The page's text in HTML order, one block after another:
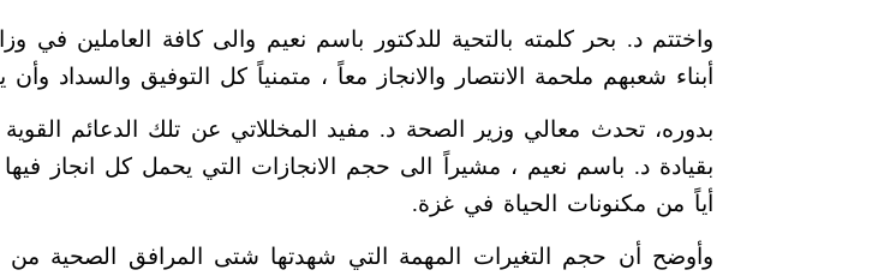
واختتم د. بحر كلمته بالتحية للدكتور باسم نعيم والى كافة العاملين في
أبناء شعبهم ملحمة الانتصار والانجاز معاً ، متمنياً كل التوفيق والسداد
بدوره، تحدث معالي وزير الصحة د. مفيد المخللاتي عن تلك الدعائم
بقيادة د. باسم نعيم ، مشيراً الى حجم الانجازات التي يحمل كل انجاز
أياً من مكنونات الحياة في غزة.
وأوضح أن حجم التغيرات المهمة التي شهدتها شتى المرافق الصحية من